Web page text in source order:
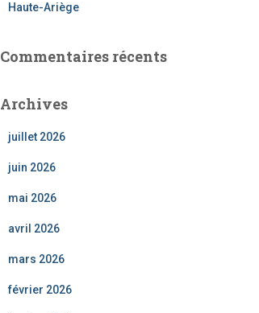
Haute-Ariège
Commentaires récents
Archives
juillet 2026
juin 2026
mai 2026
avril 2026
mars 2026
février 2026